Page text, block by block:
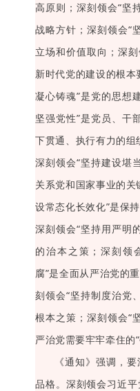
高原则；深刻领会“坚
战略方针；深刻领会“
立场和价值取向；深
新时代党的建设的根
凝心铸魂”是党的思想
坚强党性”是党员、干
下贯通、执行有力的组
深刻领会“坚持建设堪
关系党和国家事业的关
设常态化长效化”是保
深刻领会“坚持用严明
的治本之策；深刻领
腐”是全面从严治党的
刻领会“坚持制度治党
根本之策；深刻领会“
严治党需要牢牢牵住的“
《通知》强调，
品格。深刻领会习近